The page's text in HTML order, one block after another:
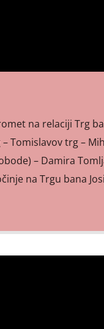
na relaciji Trg
Tomislavov trg –
– Damira
na Trgu bana